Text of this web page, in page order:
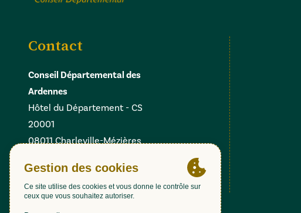
Contact
Conseil Départemental des
Ardennes
Hôtel du Département - CS
20001
08011 Charleville-Mézières
FacebookInstagramLinkedin
X